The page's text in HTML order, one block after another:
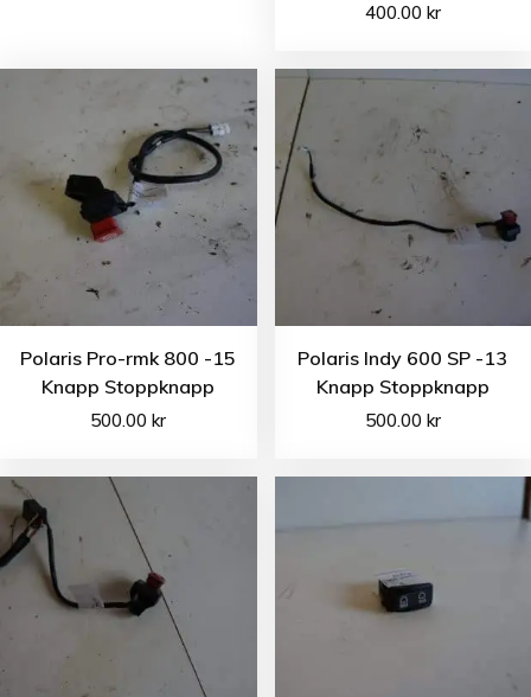
400.00 kr
Polaris Pro-rmk 800 -15
Knapp Stoppknapp
500.00kr
Polaris Indy 600 SP -13
Knapp Stoppknapp
500.00 kr